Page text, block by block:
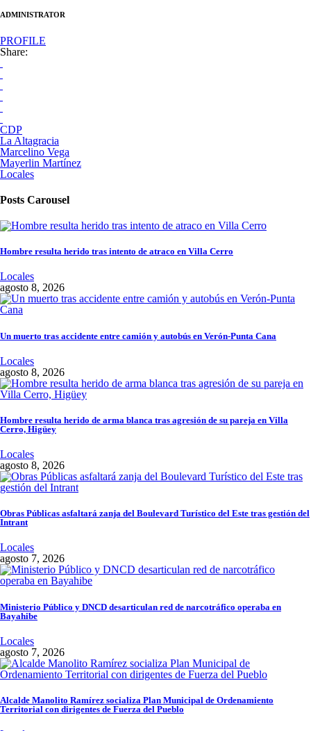
ADMINISTRATOR
PROFILE
Share:
CDP
La Altagracia
Marcelino Vega
Mayerlin Martínez
Locales
Posts Carousel
Hombre resulta herido tras intento de atraco en Villa Cerro
Locales
agosto 8, 2026
Un muerto tras accidente entre camión y autobús en Verón-Punta Cana
Locales
agosto 8, 2026
Hombre resulta herido de arma blanca tras agresión de su pareja en Villa
Cerro, Higüey
Locales
agosto 8, 2026
Obras Públicas asfaltará zanja del Boulevard Turístico del Este tras gestión del
Intrant
Locales
agosto 7, 2026
Ministerio Público y DNCD desarticulan red de narcotráfico operaba en
Bayahibe
Locales
agosto 7, 2026
Alcalde Manolito Ramírez socializa Plan Municipal de Ordenamiento
Territorial con dirigentes de Fuerza del Pueblo